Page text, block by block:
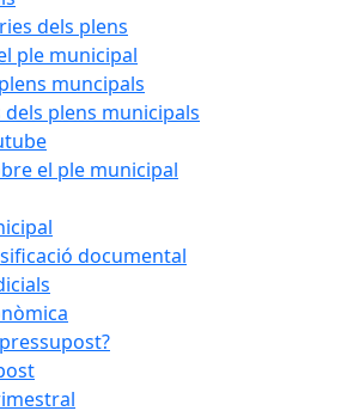
dels plens
ple municipal
muncipals
dels plens municipals
el ple municipal
documental